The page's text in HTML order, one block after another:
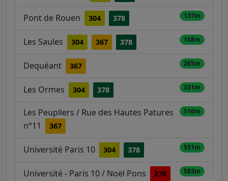
Pont de Rouen 304 378 137m
Les Saules 304 367 378 158m
Dequéant 367 265m
Les Ormes 304 378 331m
Les Peupliers / Rue des Hautes Patures
n°11
367
516m
Université Paris 10 304 378 551m
Université - Paris 10 / Noël Pons
276
583m